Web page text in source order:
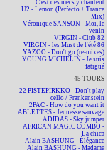
C'est des mecs y chantent
U2 - Lemon (Perfecto + Trance
Mix)
Véronique SANSON - Moi, le
venin
VIRGIN - Club 82
VIRGIN - les Must de l'été 86
YAZOO - Don't go (re-mixes)
YOUNG MICHELIN - Je suis
fatigué
45 TOURS
22 PISTEPIRKKO - Don't play
cello / Frankenstein
2PAC - How do you want it
ABLETTES - Jeunesse sauvage
ADIDAS - Sky jumper
AFRICAN MAGIC COMBO -
La chica
Alain BASHUNG - Élégance
Alain BASHUNG - Madame